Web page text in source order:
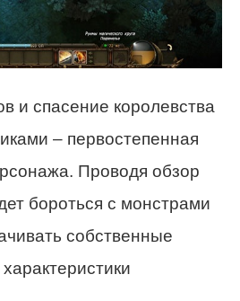
и спасение королевства
– первостепенная
Проводя обзор
бороться с монстрами
собственные